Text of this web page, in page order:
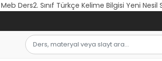
Ders2. Sınıf Türkçe Kelime Bilgisi Yeni